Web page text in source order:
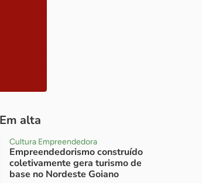
Em alta
Cultura Empreendedora
Empreendedorismo construído
coletivamente gera turismo de
base no Nordeste Goiano